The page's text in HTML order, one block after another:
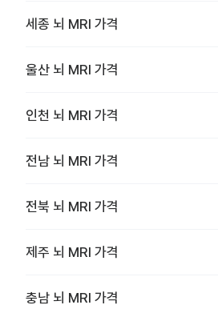
세종 뇌 MRI 가격
울산 뇌 MRI 가격
인천 뇌 MRI 가격
전남 뇌 MRI 가격
전북 뇌 MRI 가격
제주 뇌 MRI 가격
충남 뇌 MRI 가격